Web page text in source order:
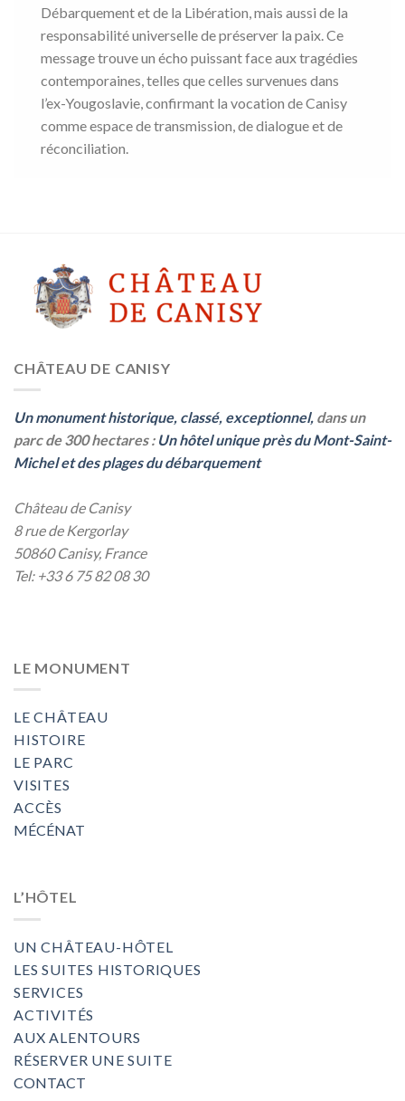
Débarquement et de la Libération, mais aussi de la
responsabilité universelle de préserver la paix. Ce
message trouve un écho puissant face aux tragédies
contemporaines, telles que celles survenues dans
l’ex-Yougoslavie, confirmant la vocation de Canisy
comme espace de transmission, de dialogue et de
réconciliation.
CHÂTEAU DE CANISY
Un monument historique, classé, exceptionnel, dans un
parc de 300 hectares : Un hôtel unique près du Mont-Saint-
Michel et des plages du débarquement
Château de Canisy
8 rue de Kergorlay
50860 Canisy, France
Tel: +33 6 75 82 08 30
LE MONUMENT
LE CHÂTEAU
HISTOIRE
LE PARC
VISITES
ACCÈS
MÉCÉNAT
L’HÔTEL
UN CHÂTEAU-HÔTEL
LES SUITES HISTORIQUES
SERVICES
ACTIVITÉS
AUX ALENTOURS
RÉSERVER UNE SUITE
CONTACT